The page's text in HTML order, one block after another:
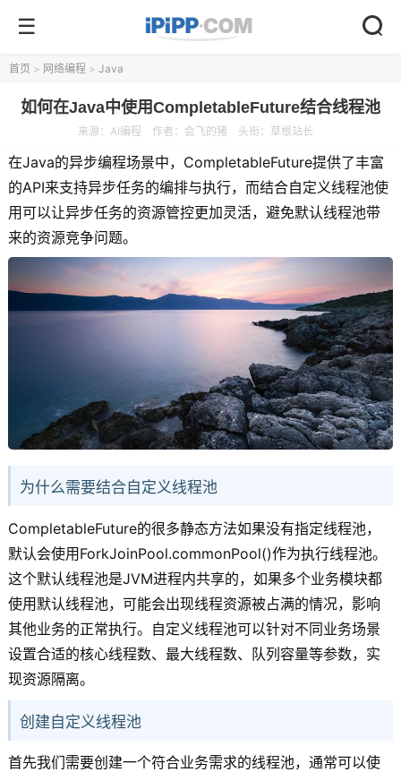
首页 > 网络编程 > Java
如何在Java中使用CompletableFuture结合线程池
来源： AI编程 作者：会飞的猪 头衔：草根站长
在Java的异步编程场景中，CompletableFuture提供了丰富
的API来支持异步任务的编排与执行，而结合自定义线程池使
用可以让异步任务的资源管控更加灵活，避免默认线程池带
来的资源竞争问题。
为什么需要结合自定义线程池
CompletableFuture的很多静态方法如果没有指定线程池，
默认会使用ForkJoinPool.commonPool()作为执行线程池。
这个默认线程池是JVM进程内共享的，如果多个业务模块都
使用默认线程池，可能会出现线程资源被占满的情况，影响
其他业务的正常执行。自定义线程池可以针对不同业务场景
设置合适的核心线程数、最大线程数、队列容量等参数，实
现资源隔离。
创建自定义线程池
首先我们需要创建一个符合业务需求的线程池，通常可以使